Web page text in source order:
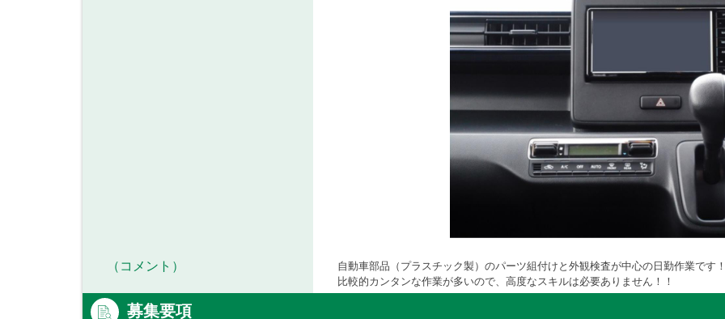
（コメント）
自動車部品（プラスチック製）のパーツ組付けと外観検査が中心の日勤作業です
比較的カンタンな作業が多いので、高度なスキルは必要ありません！！
募集要項